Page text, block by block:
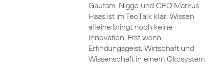
Gautam-Nigge und CEO Markus
Haas ist im TecTalk klar: Wissen
alleine bringt noch keine
Innovation. Erst wenn
Erfindungsgeist, Wirtschaft und
Wissenschaft in einem Ökosystem